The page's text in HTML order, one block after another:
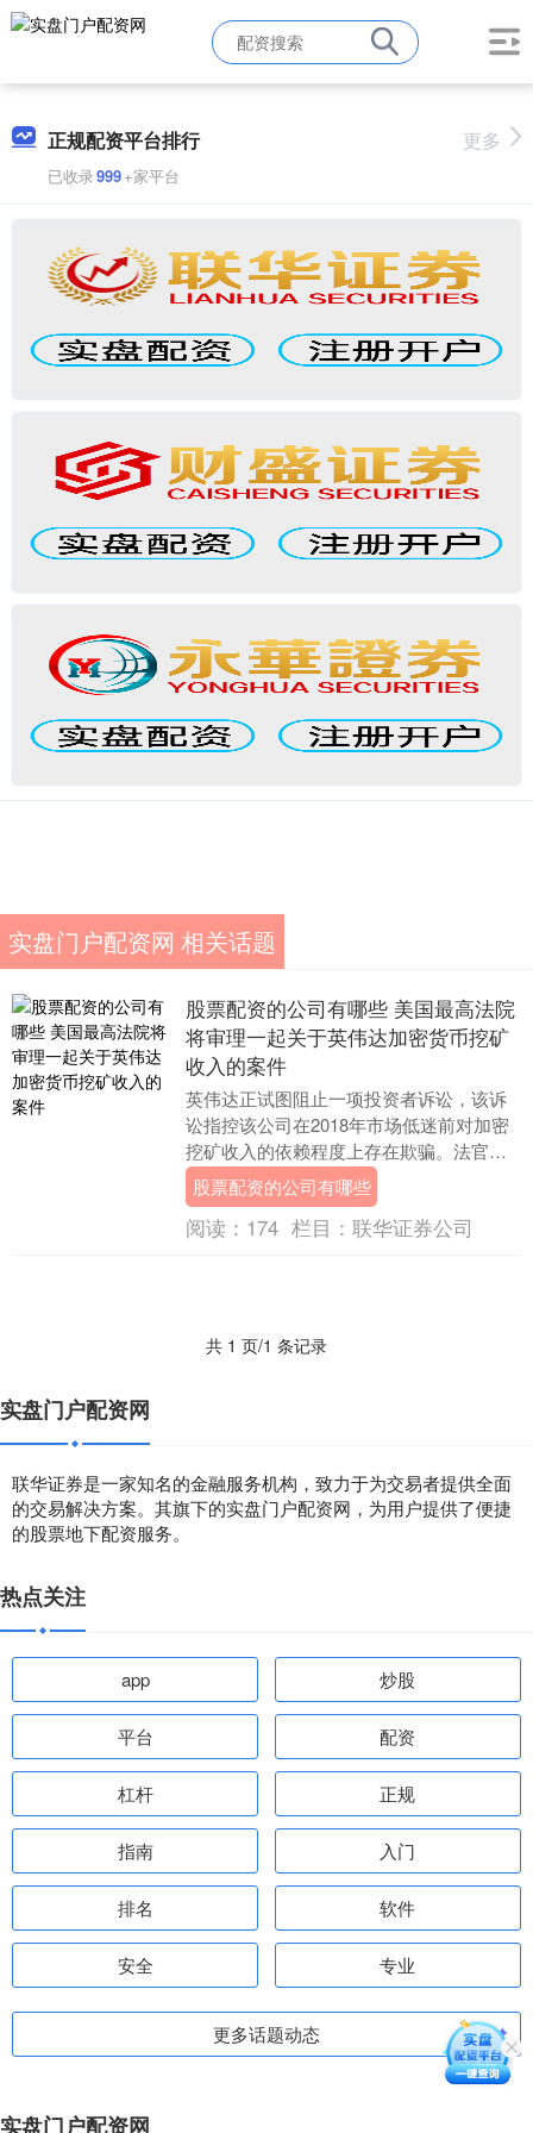
正规配资平台排行
已收录999+家平台
更多
实盘门户配资网 相关话题
股票配资的公司有哪些 美国最高法院
将审理一起关于英伟达加密货币挖矿
收入的案件
英伟达正试图阻止一项投资者诉讼，该诉
讼指控该公司在2018年市场低迷前对加密
挖矿收入的依赖程度上存在欺骗。法官们
周一表示股票配资的公司有哪些，他们将
听取英伟达的....
股票配资的公司有哪些
阅读： 174 栏目： 联华证券公司
共 1 页/1 条记录
实盘门户配资网
联华证券是一家知名的金融服务机构，致力于为交易者提供全面
的交易解决方案。其旗下的实盘门户配资网，为用户提供了便捷
的股票地下配资服务。
热点关注
app 炒股
平台 配资
杠杆 正规
指南 入门
排名 软件
安全 专业
更多话题动态
实盘门户配资网